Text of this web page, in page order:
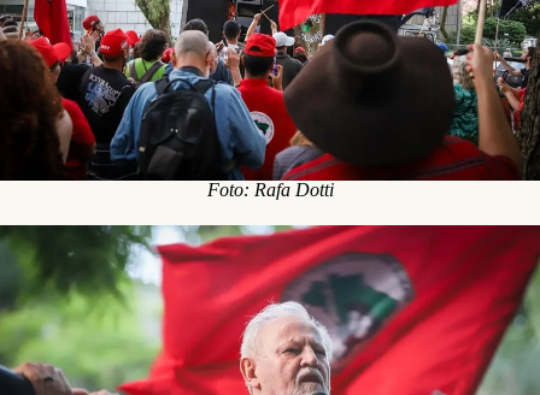
Foto: Rafa Dotti